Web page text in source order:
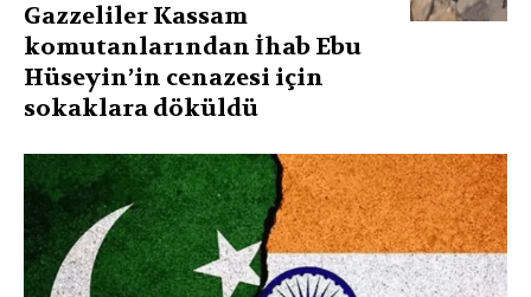
Gazzeliler Kassam
komutanlarından İhab Ebu
Hüseyin’in cenazesi için
sokaklara döküldü